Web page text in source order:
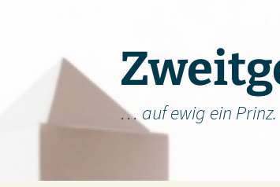
… auf ewig ein Prinz.